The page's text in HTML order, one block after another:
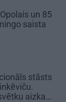
un 85
saista
stāsts
aizkadri